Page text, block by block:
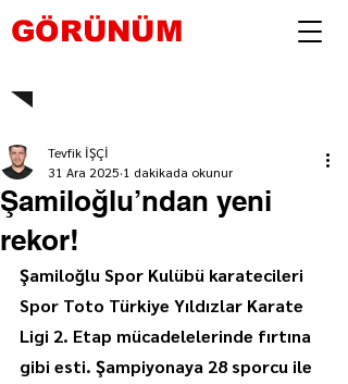
GÖRÜNÜM
Şamiloğlu’ndan yeni
rekor!
Tevfik İŞÇİ
31 Ara 2025 1 dakikada okunur
Şamiloğlu Spor Kulübü karatecileri
Spor Toto Türkiye Yıldızlar Karate
Ligi 2. Etap mücadelelerinde fırtına
gibi esti. Şampiyonaya 28 sporcu ile